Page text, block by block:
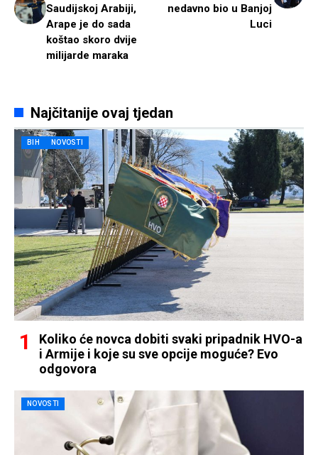
Saudijskoj Arabiji,
Arape je do sada
koštao skoro dvije
milijarde maraka
nedavno bio u Banjoj
Luci
Najčitanije ovaj tjedan
BIH NOVOSTI
Koliko će novca dobiti svaki pripadnik HVO-a
i Armije i koje su sve opcije moguće? Evo
odgovora
NOVOSTI